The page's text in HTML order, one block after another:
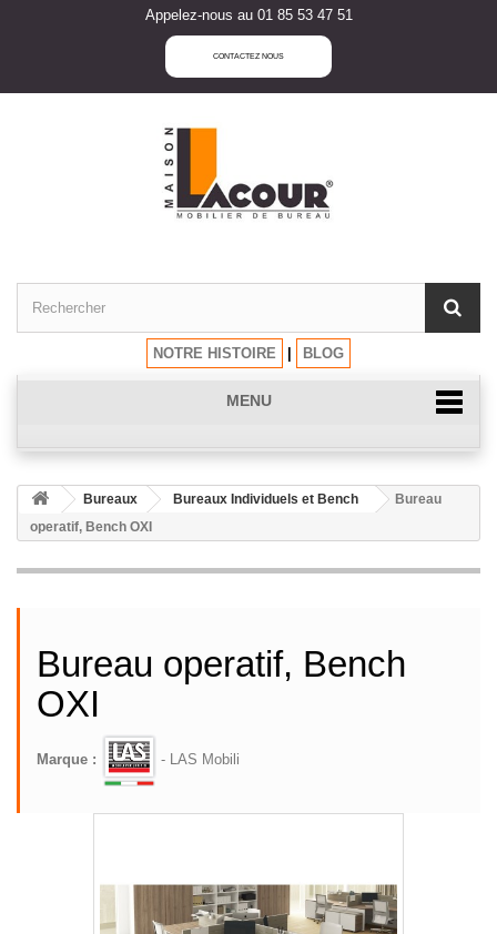
Appelez-nous au 01 85 53 47 51
CONTACTEZ NOUS
NOTRE HISTOIRE BLOG
MENU
Bureaux Bureaux Individuels et Bench
Bureau
operatif, Bench OXI
Bureau operatif, Bench
OXI
Marque : - LAS Mobili